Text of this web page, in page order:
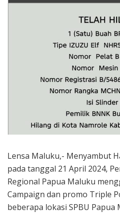
Lensa Maluku,- Menyambut
pada tanggal 21 April 2024,
Regional Papua Maluku
Campaign dan promo Triple
beberapa lokasi SPBU Papua